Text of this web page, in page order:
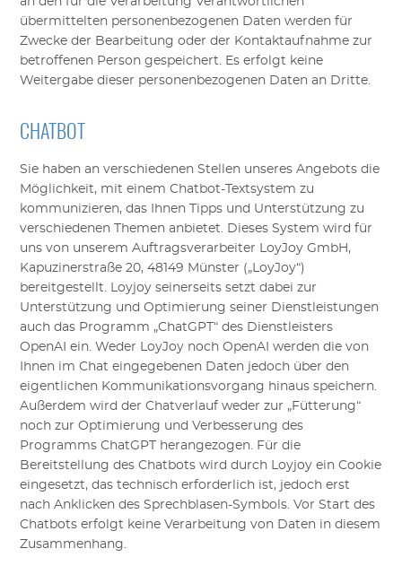
übermittelten personenbezogenen Daten werden für
Zwecke der Bearbeitung oder der Kontaktaufnahme zur
betroffenen Person gespeichert. Es erfolgt keine
Weitergabe dieser personenbezogenen Daten an Dritte.
CHATBOT
Sie haben an verschiedenen Stellen unseres Angebots die
Möglichkeit, mit einem Chatbot-Textsystem zu
kommunizieren, das Ihnen Tipps und Unterstützung zu
verschiedenen Themen anbietet. Dieses System wird für
uns von unserem Auftragsverarbeiter LoyJoy GmbH,
Kapuzinerstraße 20, 48149 Münster („LoyJoy“)
bereitgestellt. Loyjoy seinerseits setzt dabei zur
Unterstützung und Optimierung seiner Dienstleistungen
auch das Programm „ChatGPT“ des Dienstleisters
OpenAI ein. Weder LoyJoy noch OpenAI werden die von
Ihnen im Chat eingegebenen Daten jedoch über den
eigentlichen Kommunikationsvorgang hinaus speichern.
Außerdem wird der Chatverlauf weder zur „Fütterung“
noch zur Optimierung und Verbesserung des
Programms ChatGPT herangezogen. Für die
Bereitstellung des Chatbots wird durch Loyjoy ein Cookie
eingesetzt, das technisch erforderlich ist, jedoch erst
nach Anklicken des Sprechblasen-Symbols. Vor Start des
Chatbots erfolgt keine Verarbeitung von Daten in diesem
Zusammenhang.